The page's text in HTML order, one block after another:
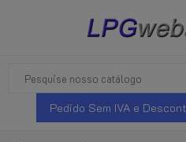
Pedido Sem IVA e